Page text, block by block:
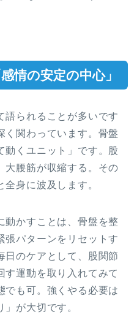
情の安定の中心」
語られることが多いです
く関わっています。骨盤
動くユニット」です。股
大腰筋が収縮する。その
身に波及します。
動かすことは、骨盤を整
張パターンをリセットす
日のケアとして、股関節
す運動を取り入れてみて
でも可。強くやる必要は
が大切です。